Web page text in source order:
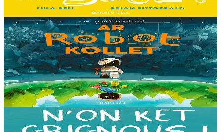
13,00 €
8 vloaz hag ouzhpenn
Timilenn
Ar Robot kollet
E kreiz-kreiz un toull-lastez... ez eus ur robotig torret o tihuniñ. N’en
deus ket soñj eus pelec’h eo deuet nag abaoe pegeit emañ aze, met
gouzout a ra n’eo...
Er stok14,00 €
3 bloaz hag ouzhpenn
Bannoù-heol